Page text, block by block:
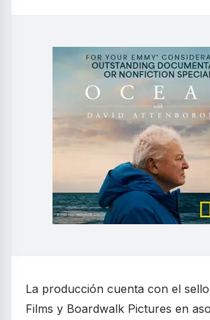
La producción cuenta con el
Films y Boardwalk Pictures en